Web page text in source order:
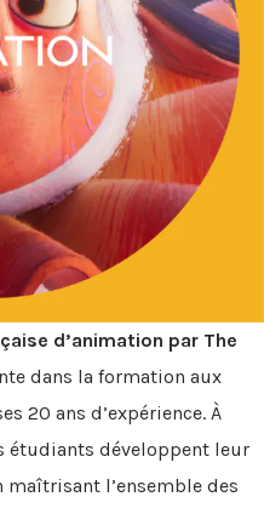
d’animation par The
dans la formation aux
20 ans d’expérience. À
étudiants développent leur
maîtrisant l’ensemble des